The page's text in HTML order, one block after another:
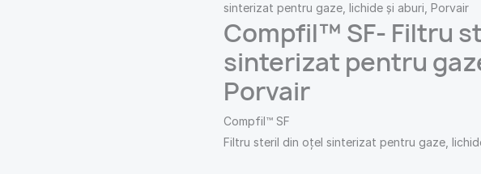
sinterizat pentru gaze, lichide și aburi, Porvair
Compfil™ SF- Filtru
sinterizat pentru
Porvair
Compfil™ SF
Filtru steril din oțel sinterizat pentru gaze,